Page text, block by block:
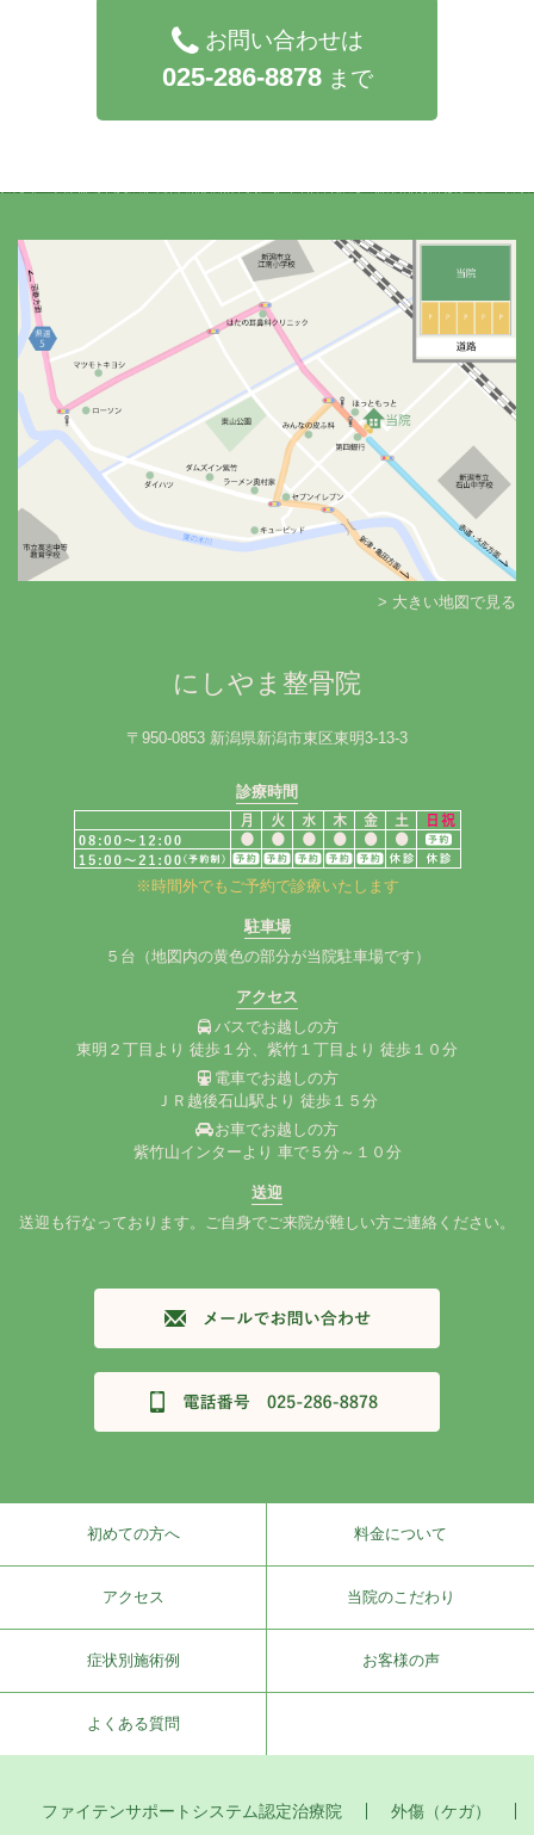
お問い合わせは
025-286-8878まで
にしやま整骨院
〒950-0853 新潟県新潟市東区東明3-13-3
診療時間
※時間外でもご予約で診療いたします
駐車場
５台（地図内の黄色の部分が当院駐車場です）
アクセス
バスでお越しの方
東明２丁目より 徒歩１分、紫竹１丁目より 徒歩１０分
電車でお越しの方
ＪＲ越後石山駅より 徒歩１５分
お車でお越しの方
紫竹山インターより 車で５分～１０分
送迎
送迎も行なっております。ご自身でご来院が難しい方ご連絡ください。
> 大きい地図で見る
初めての方へ 料金について
アクセス 当院のこだわり
症状別施術例 お客様の声
よくある質問
ファイテンサポートシステム認定治療院 外傷（ケガ）